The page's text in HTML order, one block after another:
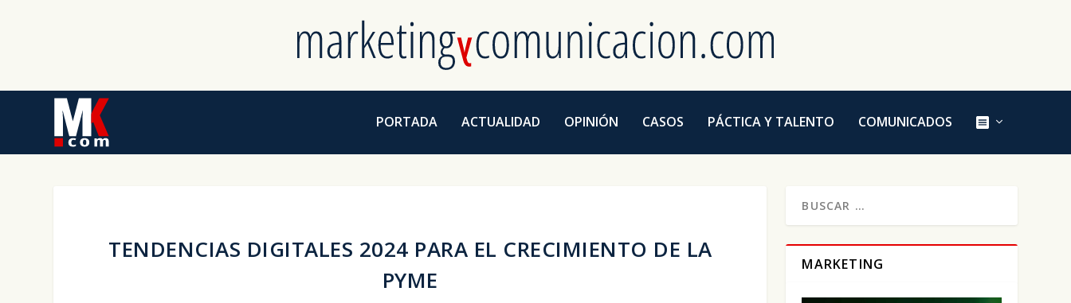
PORTADA ACTUALIDAD OPINIÓN CASOS PÁCTICA Y TALENTO COMUNICADOS E
L
M
D
L
Ú
TENDENCIAS DIGITALES 2024 PARA EL CRECIMIENTO DE LA
PYME
MARKETING